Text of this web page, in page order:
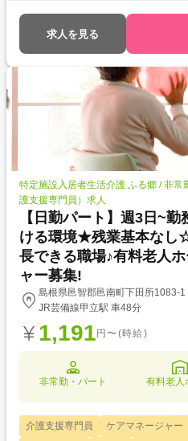
求人を見る
特定施設入居者生活介護 ふる郷 / 非
護支援専門員）求人
【日勤パート】週3日~
ける環境★残業基本なし
長できる職場♪有料老人
ャー募集!
島根県邑智郡邑南町下田所1083-1
JR芸備線甲立駅 車48分
1,191 円〜(時給)
非常勤・パート 有料老人
介護支援専門員 ケアマネージャー